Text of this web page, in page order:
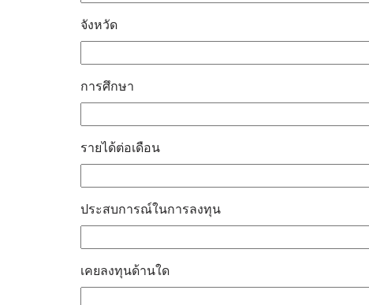
จังหวัด
การศึกษา
รายได้ต่อเดือน
ประสบการณ์ในการลงทุน
เคยลงทุนด้านใด